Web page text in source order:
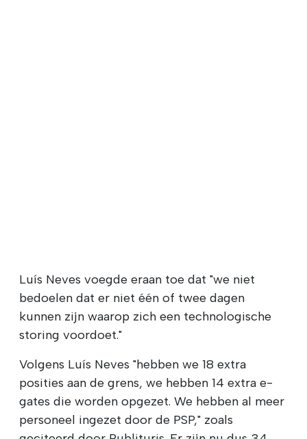
Luís Neves voegde eraan toe dat "we niet
bedoelen dat er niet één of twee dagen
kunnen zijn waarop zich een technologische
storing voordoet."
Volgens Luís Neves "hebben we 18 extra
posities aan de grens, we hebben 14 extra e-
gates die worden opgezet. We hebben al meer
personeel ingezet door de PSP," zoals